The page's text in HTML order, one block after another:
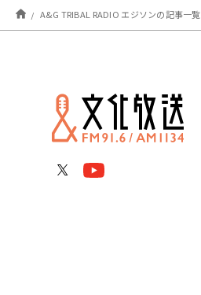
A&G TRIBAL RADIO エジソンの記事一覧